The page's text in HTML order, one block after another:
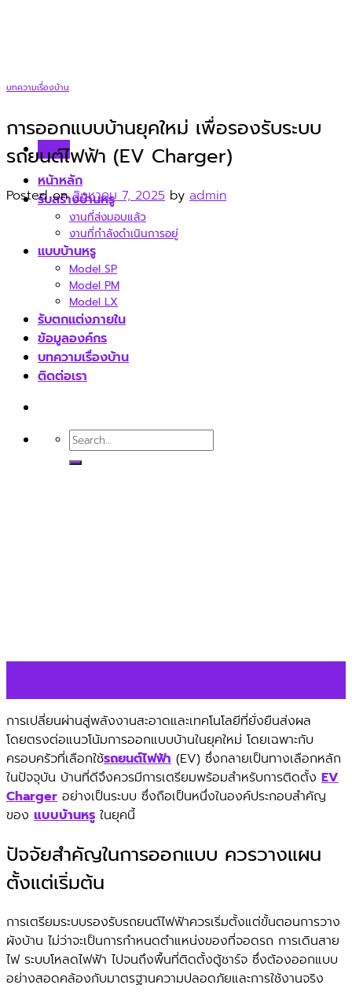
Menu
หน้าหลัก
รับสร้างบ้านหรู
งานที่ส่งมอบแล้ว
งานที่กำลังดำเนินการอยู่
แบบบ้านหรู
Model SP
Model PM
Model LX
รับตกแต่งภายใน
ข้อมูลองค์กร
บทความเรื่องบ้าน
ติดต่อเรา
บทความเรื่องบ้าน
การออกแบบบ้านยุคใหม่ เพื่อรองรับระบบ
รถยนต์ไฟฟ้า (EV Charger)
Posted onสิงหาคม 7, 2025 by admin
การเปลี่ยนผ่านสู่พลังงานสะอาดและเทคโนโลยีที่ยั่งยืนส่งผล
โดยตรงต่อแนวโน้มการออกแบบบ้านในยุคใหม่ โดยเฉพาะกับ
ครอบครัวที่เลือกใช้รถยนต์ไฟฟ้า (EV) ซึ่งกลายเป็นทางเลือกหลัก
ในปัจจุบัน บ้านที่ดีจึงควรมีการเตรียมพร้อมสำหรับการติดตั้ง EV
Charger อย่างเป็นระบบ ซึ่งถือเป็นหนึ่งในองค์ประกอบสำคัญ
ของ แบบบ้านหรู ในยุคนี้
ปัจจัยสำคัญในการออกแบบ ควรวางแผน
ตั้งแต่เริ่มต้น
การเตรียมระบบรองรับรถยนต์ไฟฟ้าควรเริ่มตั้งแต่ขั้นตอนการวาง
ผังบ้าน ไม่ว่าจะเป็นการกำหนดตำแหน่งของที่จอดรถ การเดินสาย
ไฟ ระบบโหลดไฟฟ้า ไปจนถึงพื้นที่ติดตั้งตู้ชาร์จ ซึ่งต้องออกแบบ
อย่างสอดคล้องกับมาตรฐานความปลอดภัยและการใช้งานจริง